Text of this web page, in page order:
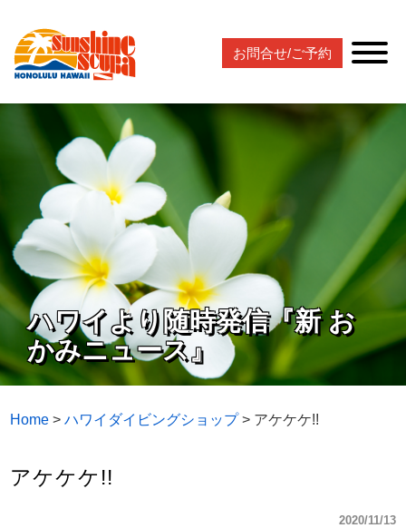
お問合せ/ご予約
ハワイより随時発信『新 お
かみニュース』
Home >ハワイダイビングショップ> アケケケ!!
アケケケ!!
2020/11/13